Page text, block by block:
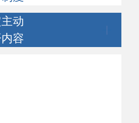
动
容